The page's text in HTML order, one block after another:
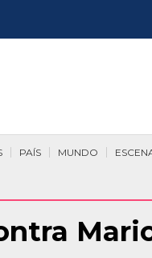
MUNDO
PAÍS